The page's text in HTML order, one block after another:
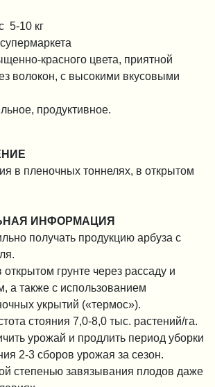
5-10 кг
красного цвета, приятной
волокон, с высокими вкусовыми
продуктивное.
в пленочных тоннелях, в открытом
ИНФОРМАЦИЯ
получать продукцию арбуза с
грунте через рассаду и
а также с использованием
укрытий («термос»).
стояния 7,0-8,0 тыс. растений/га.
урожай и продлить период уборки
2-3 сборов урожая за сезон.
степенью завязывания плодов даже